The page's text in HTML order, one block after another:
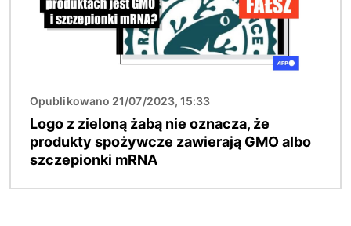
Opublikowano 21/07/2023, 15:33
Logo z zieloną żabą nie oznacza, że
produkty spożywcze zawierają GMO albo
szczepionki mRNA